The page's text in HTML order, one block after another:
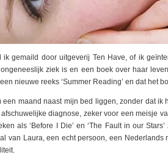
ik gemaild door uitgeverij Ten Have, of ik
ziek is en een boek over haar
nieuwe reeks ‘Summer Reading’ en dat het
een maand naast mijn bed liggen, zonder dat
diagnose, zeker voor een meisje
als ‘Before I Die’ en ‘The Fault in our
van Laura, een echt persoon, een